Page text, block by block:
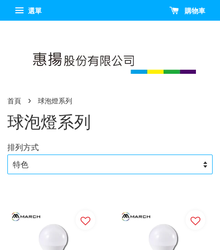
選單 購物車
首頁 › 球泡燈系列
球泡燈系列
排列方式